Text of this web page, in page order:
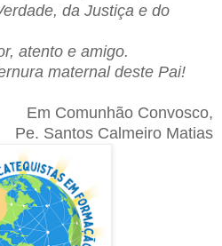
da Justiça e do
atento e amigo.
maternal deste Pai!
Em Comunhão Convosco,
Pe. Santos Calmeiro Matias